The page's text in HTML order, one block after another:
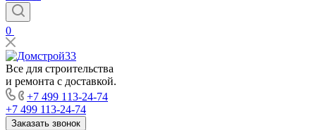
0
Все для строительства
и ремонта с доставкой.
+7 499 113-24-74
+7 499 113-24-74
Заказать звонок